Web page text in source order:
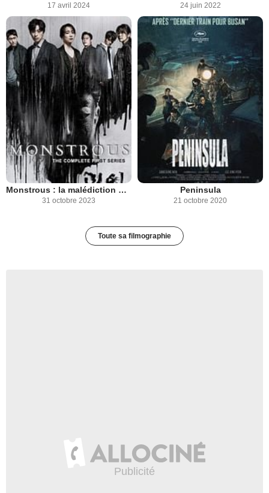
17 avril 2024 24 juin 2022
Monstrous : la malédiction du bouddha
31 octobre 2023
Peninsula
21 octobre 2020
Toute sa filmographie